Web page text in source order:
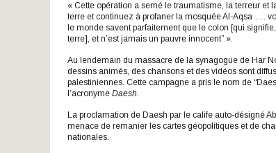
« Cette opération a semé le traumatisme, la terreur et
terre et continuez à profaner la mosquée Al-Aqsa ….
le monde savent parfaitement que le colon [qui
terre], et n’est jamais un pauvre innocent” ».
Au lendemain du massacre de la synagogue de Har
dessins animés, des chansons et des vidéos sont
palestiniennes. Cette campagne a pris le nom de
l’acronyme Daesh.
La proclamation de Daesh par le calife auto-désigné
menace de remanier les cartes géopolitiques et de
nationales.